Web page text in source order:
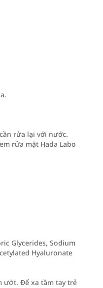
rửa lại với nước.
rửa mặt Hada Labo
Glycerides, Sodium
Hyaluronate
ướt. Để xa tầm tay trẻ